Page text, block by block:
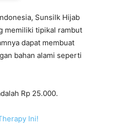
Sunsilk Hijab
memiliki tipikal rambut
dapat membuat
bahan alami seperti
Rp 25.000.
Ini!